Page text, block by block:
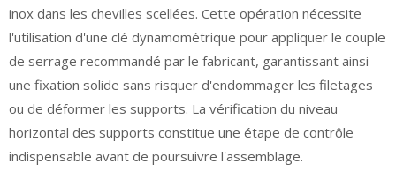
inox dans les chevilles scellées. Cette opération nécessite
l'utilisation d'une clé dynamométrique pour appliquer le couple
de serrage recommandé par le fabricant, garantissant ainsi
une fixation solide sans risquer d'endommager les filetages
ou de déformer les supports. La vérification du niveau
horizontal des supports constitue une étape de contrôle
indispensable avant de poursuivre l'assemblage.